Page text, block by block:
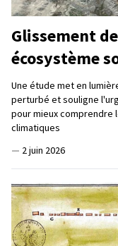
Glissement
écosystème
Une étude met en
perturbé et souligne
pour mieux comprendre
climatiques
— 2 juin 2026